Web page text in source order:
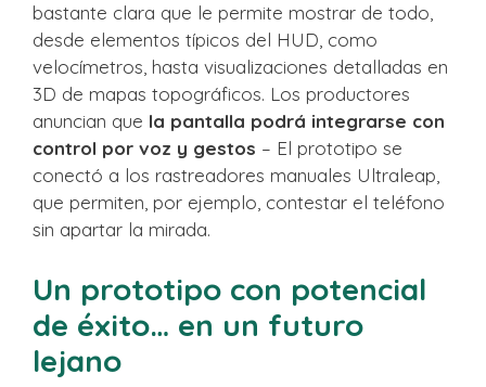
bastante clara que le permite mostrar de todo,
desde elementos típicos del HUD, como
velocímetros, hasta visualizaciones detalladas en
3D de mapas topográficos. Los productores
anuncian que la pantalla podrá integrarse con
control por voz y gestos – El prototipo se
conectó a los rastreadores manuales Ultraleap,
que permiten, por ejemplo, contestar el teléfono
sin apartar la mirada.
Un prototipo con potencial
de éxito… en un futuro
lejano